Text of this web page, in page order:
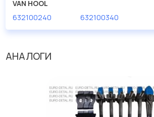
VAN HOOL
632100240
632100340
АНАЛОГИ